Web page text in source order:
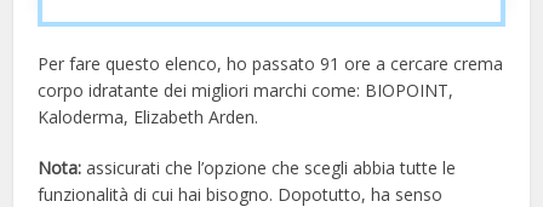
Per fare questo elenco, ho passato 91 ore a cercare crema
corpo idratante dei migliori marchi come: BIOPOINT,
Kaloderma, Elizabeth Arden.
Nota: assicurati che l’opzione che scegli abbia tutte le
funzionalità di cui hai bisogno. Dopotutto, ha senso